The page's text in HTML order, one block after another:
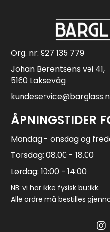
Org. nr: 927 135 779
Johan Berentsens vei 41,
5160 Laksevåg
ÅPNINGSTIDER
Mandag - onsdag og
Torsdag: 08.00 - 18.00
Lørdag: 10:00 - 14:00
NB: vi har ikke fysisk butikk.
Alle ordre må bestilles